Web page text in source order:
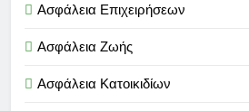
Ασφάλεια Επιχειρήσεων
Ασφάλεια Ζωής
Ασφάλεια Κατοικιδίων